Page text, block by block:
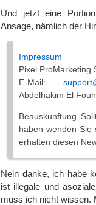
Und jetzt eine
Ansage, nämlich der
Impressum
Pixel ProMarketing
E-Mail:
Abdelhakim El
Beauskunftung
haben wenden Sie
erhalten diesen
Nein danke, ich habe
ist illegale und
muss ich nicht wissen.